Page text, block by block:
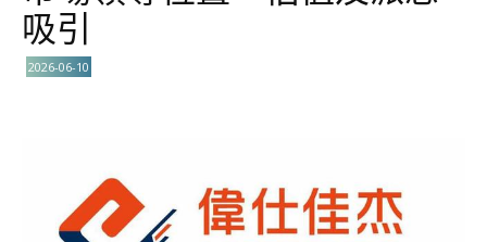
吸引
2026-06-10